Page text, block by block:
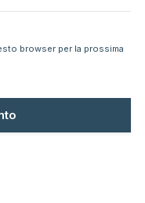
browser per la prossima